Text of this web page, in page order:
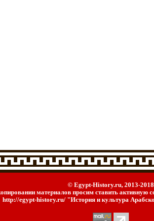
© Egypt-History.ru, 2013-2018
материалов просим ставить активную
http://egypt-history.ru/ "История и культура